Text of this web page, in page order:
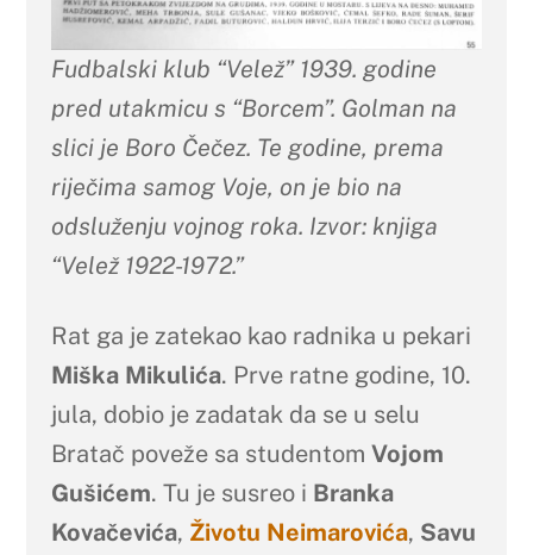
Fudbalski klub “Velež” 1939. godine
pred utakmicu s “Borcem”. Golman na
slici je Boro Čečez. Te godine, prema
riječima samog Voje, on je bio na
odsluženju vojnog roka. Izvor: knjiga
“Velež 1922-1972.”
Rat ga je zatekao kao radnika u pekari
Miška Mikulića. Prve ratne godine, 10.
jula, dobio je zadatak da se u selu
Bratač poveže sa studentom Vojom
Gušićem. Tu je susreo i Branka
Kovačevića, Životu Neimarovića, Savu